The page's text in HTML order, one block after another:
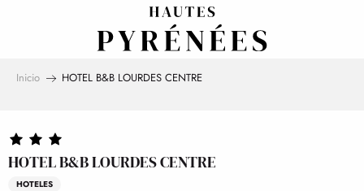
Inicio HOTEL B&B LOURDES CENTRE
HOTEL B&B LOURDES CENTRE
HOTELES